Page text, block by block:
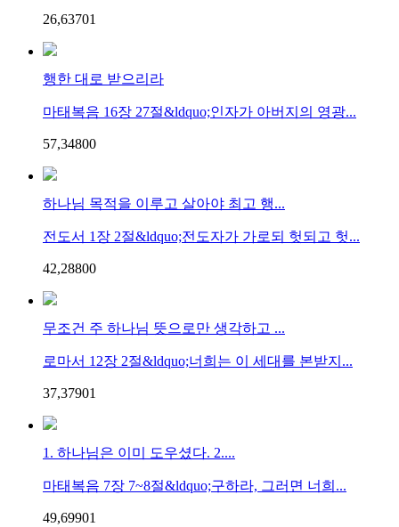
26,63701
행한 대로 받으리라
마태복음 16장 27절&ldquo;인자가 아버지의 영광...
57,34800
하나님 목적을 이루고 살아야 최고 행...
전도서 1장 2절&ldquo;전도자가 가로되 헛되고 헛...
42,28800
무조건 주 하나님 뜻으로만 생각하고 ...
로마서 12장 2절&ldquo;너희는 이 세대를 본받지...
37,37901
1. 하나님은 이미 도우셨다. 2....
마태복음 7장 7~8절&ldquo;구하라, 그러면 너희...
49,69901